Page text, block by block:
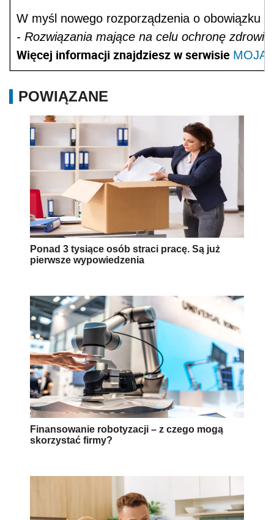
W myśl nowego rozporządzenia o obowiązku
- Rozwiązania mające na celu ochronę
Więcej informacji znajdziesz w serwisie MOJA
POWIĄZANE
Ponad 3 tysiące osób straci pracę. Są już
pierwsze wypowiedzenia
Finansowanie robotyzacji – z czego mogą
skorzystać firmy?